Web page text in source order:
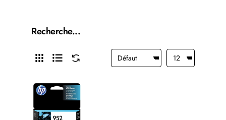
Recherche...